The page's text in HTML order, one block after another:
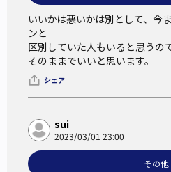
イーストが酵母と同義であるこ
いるかの調査を行った日本パン
ば、調査対象となった消費者の
母」であることを認識していな
母ではなくイーストフードなど
る可能性もある。それにより、
ような誤った認識が生まれるの
いいかは悪いかは別として、今
ンと
区別していた人もいると思うので
そのままでいいと思います。
シェア
sui
2023/03/01 23:00
その他